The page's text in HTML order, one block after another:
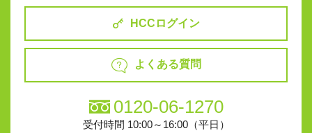
HCCログイン
よくある質問
0120-06-1270
受付時間 10:00～16:00（平日）